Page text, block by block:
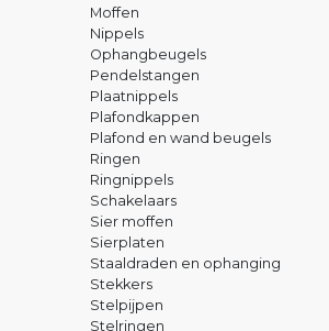
Moffen
Nippels
Ophangbeugels
Pendelstangen
Plaatnippels
Plafondkappen
Plafond en wand beugels
Ringen
Ringnippels
Schakelaars
Sier moffen
Sierplaten
Staaldraden en ophanging
Stekkers
Stelpijpen
Stelringen